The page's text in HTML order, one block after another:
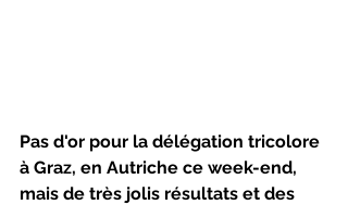
Pas d'or pour la délégation tricolore
à Graz, en Autriche ce week-end,
mais de très jolis résultats et des